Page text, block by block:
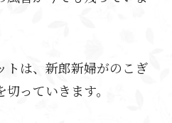
トは、新郎新婦がのこぎ
っていきます。